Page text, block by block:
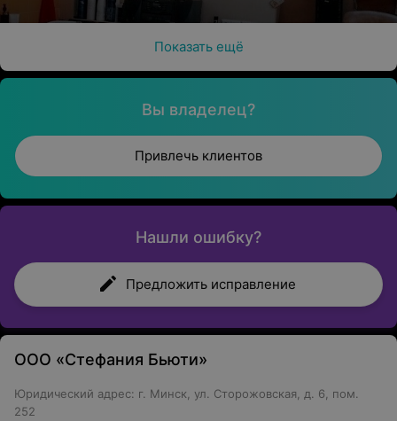
Показать ещё
Вы владелец?
Привлечь клиентов
Нашли ошибку?
Предложить исправление
ООО «Стефания Бьюти»
Юридический адрес: г. Минск, ул. Сторожовская, д. 6, пом.
252